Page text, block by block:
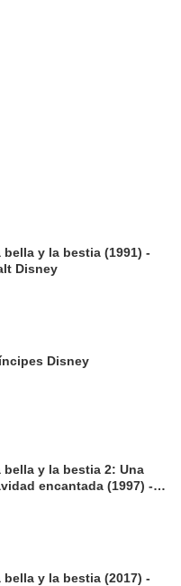
bella y la bestia (1991) -
Disney
Disney
bella y la bestia 2: Una
encantada (1997) -
bella y la bestia (2017) -